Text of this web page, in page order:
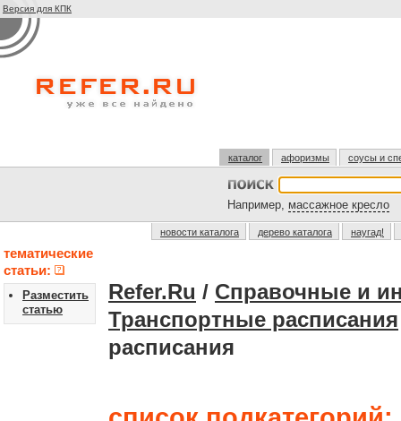
Версия для КПК
каталог афоризмы соусы и
Например, массажное кресло
новости каталога дерево каталога наугад!
тематические
статьи:
Разместить
статью
Refer.Ru / Справочные и
Транспортные расписания
расписания